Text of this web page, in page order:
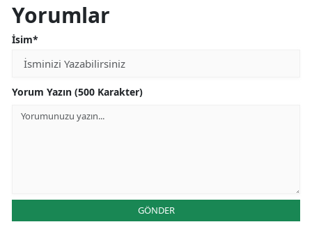
Yorumlar
İsim*
Yorum Yazın (500 Karakter)
GÖNDER